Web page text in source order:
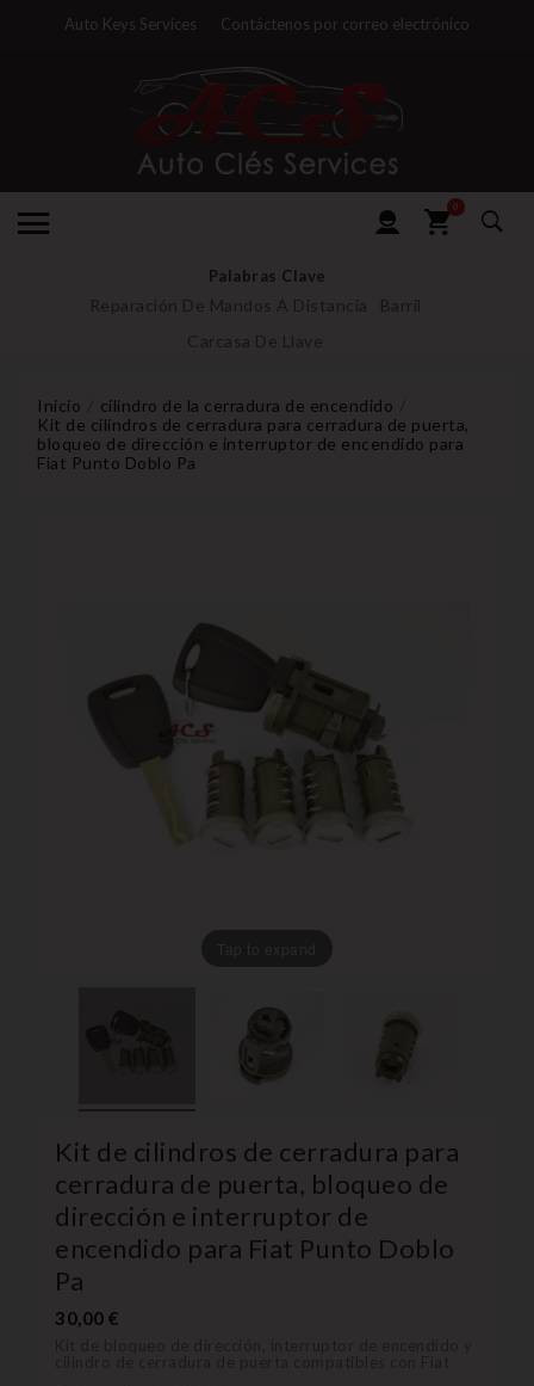
Auto Keys Services Contáctenos por correo electrónico
0
Palabras Clave
Reparación De Mandos A Distancia
Barril
Carcasa De Llave
Inicio
cilindro de la cerradura de encendido
Kit de cilindros de cerradura para cerradura de puerta,
bloqueo de dirección e interruptor de encendido para
Fiat Punto Doblo Pa
Kit de cilindros de cerradura para
cerradura de puerta, bloqueo de
dirección e interruptor de
encendido para Fiat Punto Doblo
Pa
30,00 €